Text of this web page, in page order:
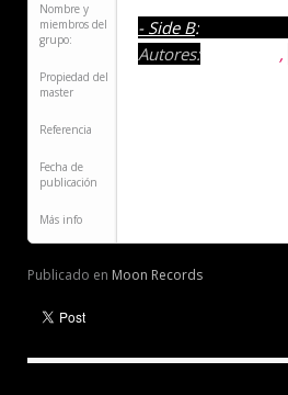
Nombre y
miembros del
grupo:
Propiedad del
master
Referencia
Fecha de
publicación
Más info
- Side B:
Autores:S. Barbero ,
Publicado en Moon Records